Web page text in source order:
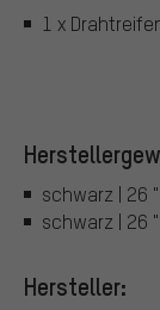
1 x
schwarz | 26
schwarz | 26
Hersteller: